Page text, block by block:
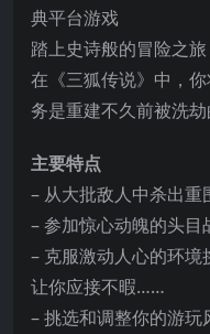
典平台游戏
踏上史诗般的冒险之旅
在《三狐传说》中，
务是重建不久前被洗劫
主要特点
– 从大批敌人中杀出重
– 参加惊心动魄的头目
– 克服激动人心的环
让你应接不暇……
– 挑选和调整你的游玩